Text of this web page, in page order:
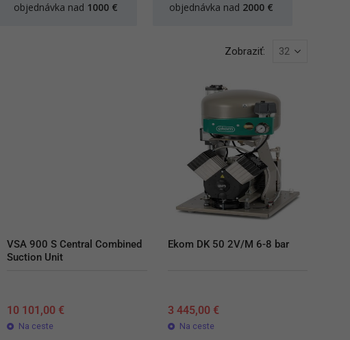
objednávka nad 1000 € objednávka nad 2000 €
Zobraziť:
VSA 900 S Central Combined
Suction Unit
10 101,00 €
Na ceste
Ekom DK 50 2V/M 6-8 bar
3 445,00 €
Na ceste